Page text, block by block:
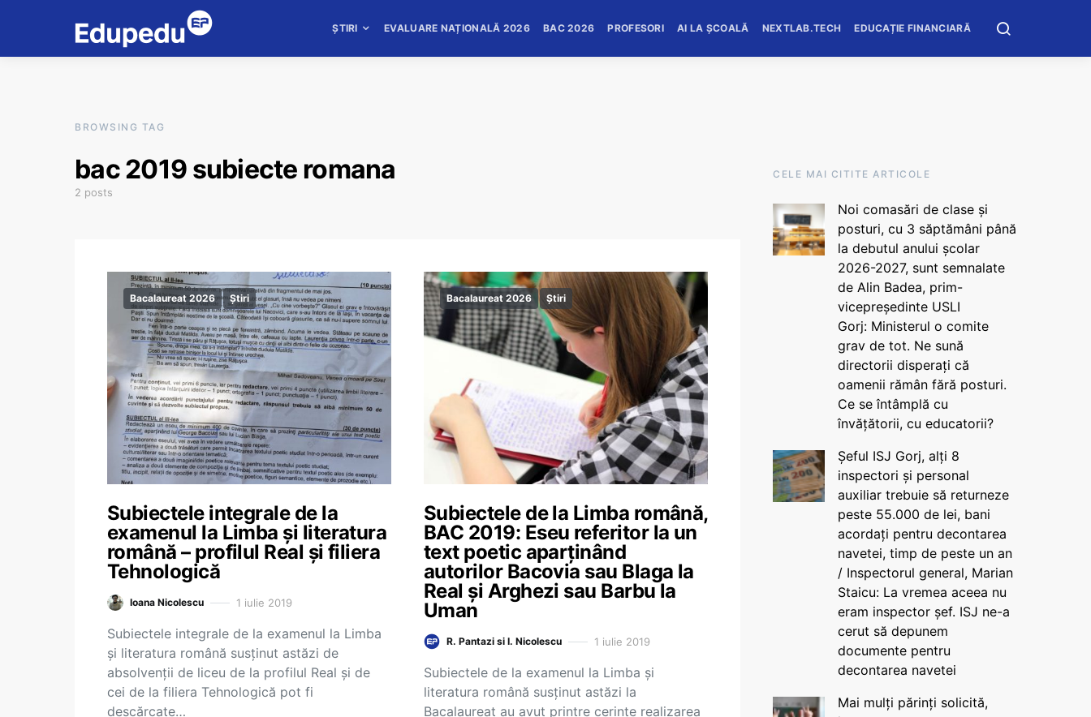
ȘTIRI EVALUARE NAȚIONALĂ 2026 BAC 2026 PROFESORI AI LA ȘCOALĂ NEXTLAB.TECH EDUCAȚIE FINANCIARĂ
BROWSING TAG
bac 2019 subiecte romana
2 posts
Bacalaureat 2026 Știri
Subiectele integrale de la
examenul la Limba și literatura
română – profilul Real și filiera
Tehnologică
Ioana Nicolescu 1 iulie 2019
Subiectele integrale de la examenul la Limba
și literatura română susținut astăzi de
absolvenții de liceu de la profilul Real și de
cei de la filiera Tehnologică pot fi
descărcate…
Bacalaureat 2026 Știri
Subiectele de la Limba română,
BAC 2019: Eseu referitor la un
text poetic aparținând
autorilor Bacovia sau Blaga la
Real și Arghezi sau Barbu la
Uman
R. Pantazi si I. Nicolescu 1 iulie 2019
Subiectele de la examenul la Limba și
literatura română susținut astăzi la
Bacalaureat au avut printre cerințe realizarea
CELE MAI CITITE ARTICOLE
Noi comasări de clase și
posturi, cu 3 săptămâni până
la debutul anului școlar
2026-2027, sunt semnalate
de Alin Badea, prim-
vicepreședinte USLI
Gorj: Ministerul o comite
grav de tot. Ne sună
directorii disperați că
oamenii rămân fără posturi.
Ce se întâmplă cu
învățătorii, cu educatorii?
Șeful ISJ Gorj, alți 8
inspectori și personal
auxiliar trebuie să returneze
peste 55.000 de lei, bani
acordați pentru decontarea
navetei, timp de peste un an
/ Inspectorul general, Marian
Staicu: La vremea aceea nu
eram inspector șef. ISJ ne-a
cerut să depunem
documente pentru
decontarea navetei
Mai mulți părinți solicită,